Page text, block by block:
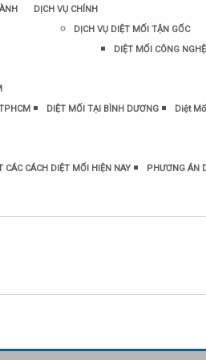
DỊCH VỤ CHÍNH
DỊCH VỤ DIỆT MỐI TẬN GỐC
DIỆT MỐI CÔNG
DIỆT MỐI TẠI BÌNH DƯƠNG
Diệt
CÁC CÁCH DIỆT MỐI HIỆN NAY
PHƯƠNG ÁN